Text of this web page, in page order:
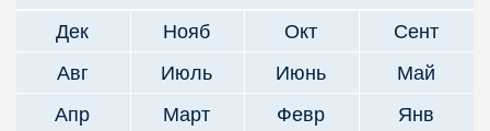
Дек
Нояб Окт
Сент
Авг
Июль Июнь
Май
Апр
Март Февр Янв